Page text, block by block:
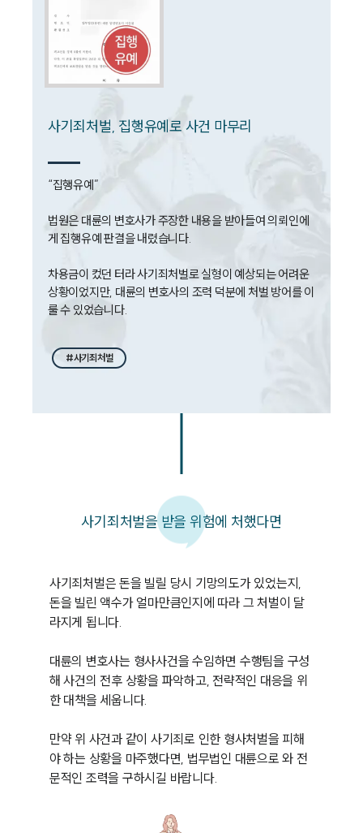
대륜법률상담예약
사기죄처벌, 집행유예로 사건 마무리
“집행유예”
법원은 대륜의 변호사가 주장한 내용을 받아들여 의뢰인에
게 집행유예 판결을 내렸습니다.
차용금이 컸던 터라 사기죄처벌로 실형이 예상되는 어려운
상황이었지만, 대륜의 변호사의 조력 덕분에 처벌 방어를 이
룰 수 있었습니다.
#사기죄처벌
사기죄처벌을 받을 위험에 처했다면
사기죄처벌은 돈을 빌릴 당시 기망의도가 있었는지,
돈을 빌린 액수가 얼마만큼인지에 따라 그 처벌이 달
라지게 됩니다.
대륜의 변호사는 형사사건을 수임하면 수행팀을 구성
해 사건의 전후 상황을 파악하고, 전략적인 대응을 위
한 대책을 세웁니다.
만약 위 사건과 같이 사기죄로 인한 형사처벌을 피해
야 하는 상황을 마주했다면, 법무법인 대륜으로 와 전
문적인 조력을 구하시길 바랍니다.